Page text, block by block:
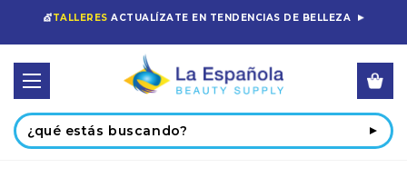
💇TALLERES ACTUALÍZATE EN TENDENCIAS DE BELLEZA
Buscar